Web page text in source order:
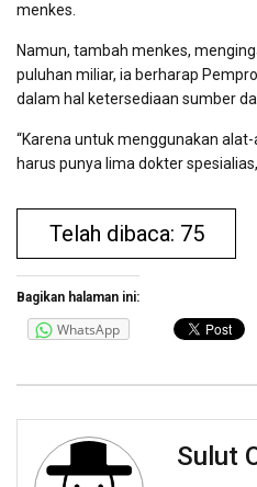
menkes.
Namun, tambah menkes,
puluhan miliar, ia berharap
dalam hal ketersediaan sumber
“Karena untuk menggunakan
harus punya lima dokter
Telah dibaca: 75
Bagikan halaman ini:
WhatsApp
Sulut